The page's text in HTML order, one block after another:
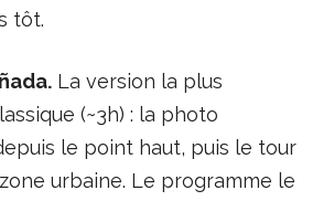
tôt.
La version la plus
(~3h) : la photo
le point haut, puis le tour
urbaine. Le programme le